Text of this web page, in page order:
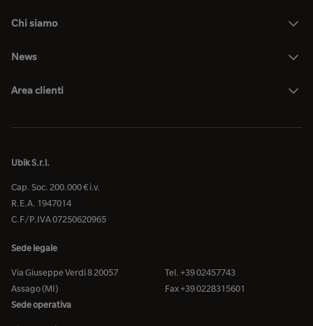
Chi siamo
News
Area clienti
Ubik S.r.l.
Cap. Soc. 200.000 € i.v.
R.E.A. 1947014
C.F/P.IVA 07250620965
Sede legale
Via Giuseppe Verdi 8 20057
Assago (MI)
Tel. +39 02457743
Fax +39 0228315601
Sede operativa